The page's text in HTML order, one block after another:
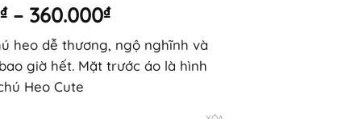
₫ – 360.000₫Khoảng
giá:
từ
230.000₫
heo dễ thương, ngộ nghĩnh và
giờ hết. Mặt trước áo là hình
Heo Cute